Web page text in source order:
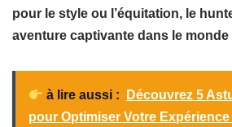
pour le style ou l’équitation, le
aventure captivante dans le monde
à lire aussi :
Découvrez 5
pour Optimiser Votre